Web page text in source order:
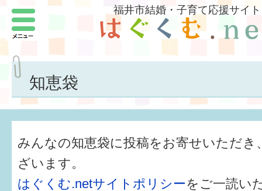
福井市結婚・子育て応援サイト
知恵袋
みんなの知恵袋に投稿をお寄せいただき
ざいます。
はぐくむ.netサイトポリシーをご一読い
メニュー
結婚したい
子どもがほしい
福井の子育て環境